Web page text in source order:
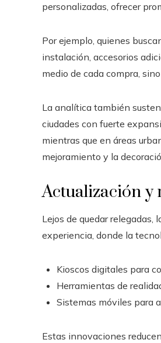
personalizadas, ofrecer
Por ejemplo, quienes
instalación, accesorios
medio de cada compra,
La analítica también
ciudades con fuerte
mientras que en áreas
mejoramiento y la
Actualización y
Lejos de quedar
experiencia, donde la
Kioscos digitales para
Herramientas de
Sistemas móviles para
Estas innovaciones